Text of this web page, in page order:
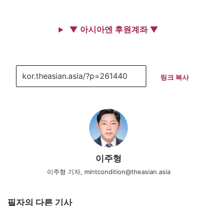
▼ 아시아엔 후원계좌 ▼
링크 복사
이주형
이주형 기자, mintcondition@theasian.asia
필자의 다른 기사